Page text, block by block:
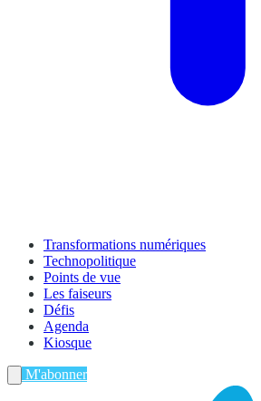
Transformations numériques
Technopolitique
Points de vue
Les faiseurs
Défis
Agenda
Kiosque
M'abonner